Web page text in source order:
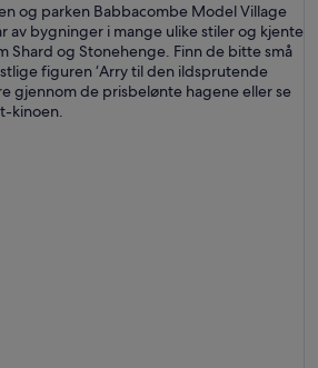
og parken Babbacombe Model Village
av bygninger i mange ulike stiler og kjente
Shard og Stonehenge. Finn de bitte små
figuren ‘Arry til den ildsprutende
gjennom de prisbelønte hagene eller se
kinoen.